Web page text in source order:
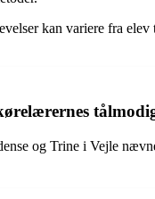
kan variere fra
og Trine i Vejle